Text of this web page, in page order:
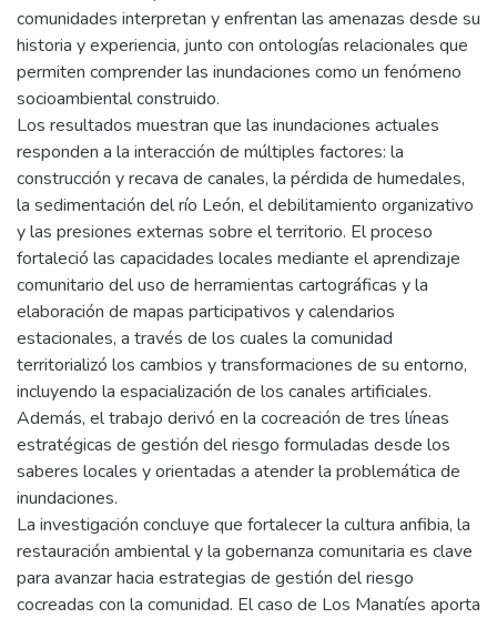
comunidades interpretan y enfrentan las amenazas desde su
historia y experiencia, junto con ontologías relacionales que
permiten comprender las inundaciones como un fenómeno
socioambiental construido.
Los resultados muestran que las inundaciones actuales
responden a la interacción de múltiples factores: la
construcción y recava de canales, la pérdida de humedales,
la sedimentación del río León, el debilitamiento organizativo
y las presiones externas sobre el territorio. El proceso
fortaleció las capacidades locales mediante el aprendizaje
comunitario del uso de herramientas cartográficas y la
elaboración de mapas participativos y calendarios
estacionales, a través de los cuales la comunidad
territorializó los cambios y transformaciones de su entorno,
incluyendo la espacialización de los canales artificiales.
Además, el trabajo derivó en la cocreación de tres líneas
estratégicas de gestión del riesgo formuladas desde los
saberes locales y orientadas a atender la problemática de
inundaciones.
La investigación concluye que fortalecer la cultura anfibia, la
restauración ambiental y la gobernanza comunitaria es clave
para avanzar hacia estrategias de gestión del riesgo
cocreadas con la comunidad. El caso de Los Manatíes aporta